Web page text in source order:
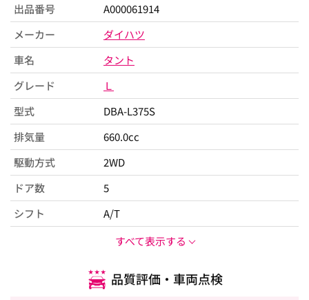
出品番号
A000061914
メーカー
ダイハツ
車名
タント
グレード
Ｌ
型式
DBA-L375S
排気量
660.0cc
駆動方式
2WD
ドア数
5
シフト
A/T
すべて表示する
品質評価・車両点検